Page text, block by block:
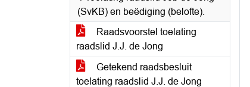
(SvKB) en beëdiging (belofte).
Raadsvoorstel toelating
raadslid J.J. de Jong
Getekend raadsbesluit
toelating raadslid J.J. de Jong